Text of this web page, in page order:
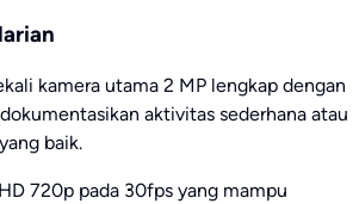
kamera utama 2 MP lengkap dengan
aktivitas sederhana atau
baik.
720p pada 30fps yang mampu